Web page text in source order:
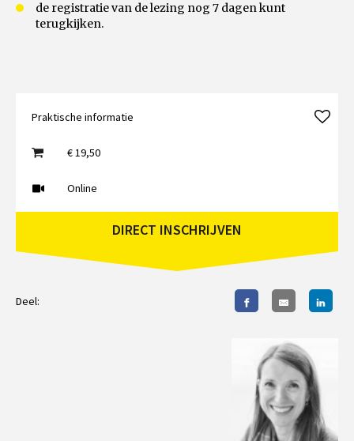
de registratie van de lezing nog 7 dagen kunt
terugkijken.
Praktische informatie
€ 19,50
Online
DIRECT INSCHRIJVEN
Deel: